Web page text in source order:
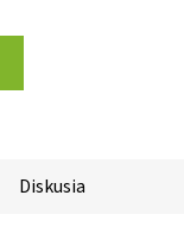
Diskusia